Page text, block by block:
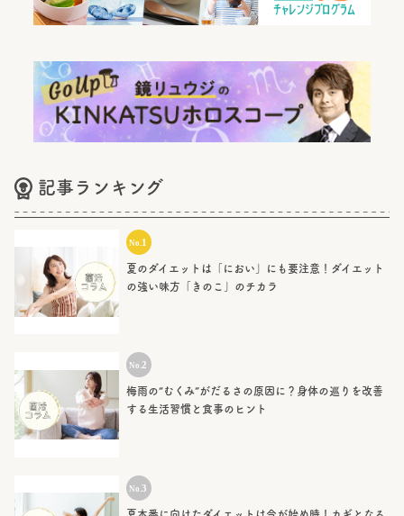
記事ランキング
夏のダイエットは「におい」にも要注意！ダイエット
の強い味方「きのこ」のチカラ
梅雨の“むくみ”がだるさの原因に？身体の巡りを改善
する生活習慣と食事のヒント